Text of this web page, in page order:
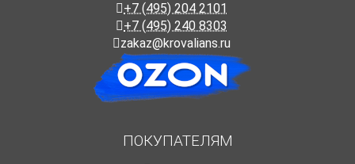
+7 (495) 204 2101
+7 (495) 240 8303
zakaz@krovalians.ru
ПОКУПАТЕЛЯМ